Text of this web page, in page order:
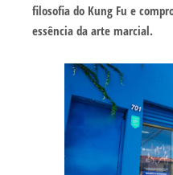
filosofia do Kung Fu e
essência da arte marcial.